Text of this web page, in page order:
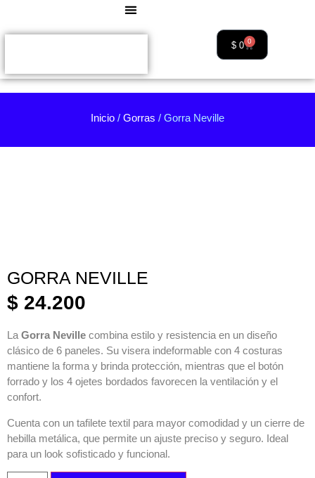
$0 0
Inicio / Gorras / Gorra Neville
GORRA NEVILLE
$ 24.200
La Gorra Neville combina estilo y resistencia en un diseño
clásico de 6 paneles. Su visera indeformable con 4 costuras
mantiene la forma y brinda protección, mientras que el botón
forrado y los 4 ojetes bordados favorecen la ventilación y el
confort.
Cuenta con un tafilete textil para mayor comodidad y un cierre de
hebilla metálica, que permite un ajuste preciso y seguro. Ideal
para un look sofisticado y funcional.